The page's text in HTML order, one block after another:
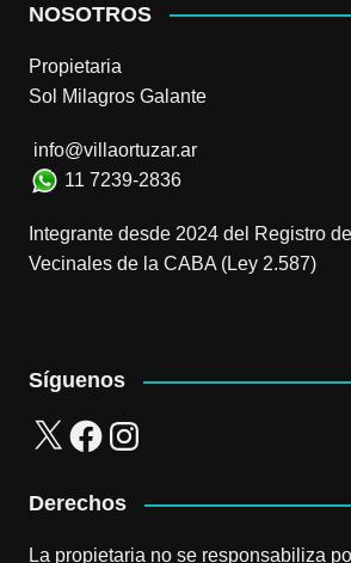
NOSOTROS
Propietaria
Sol Milagros Galante
info@villaortuzar.ar
11 7239-2836
Integrante desde 2024 del Registro
Vecinales de la CABA (Ley 2.587)
Síguenos
X FacebookInstagram
Derechos
La propietaria no se responsabiliza